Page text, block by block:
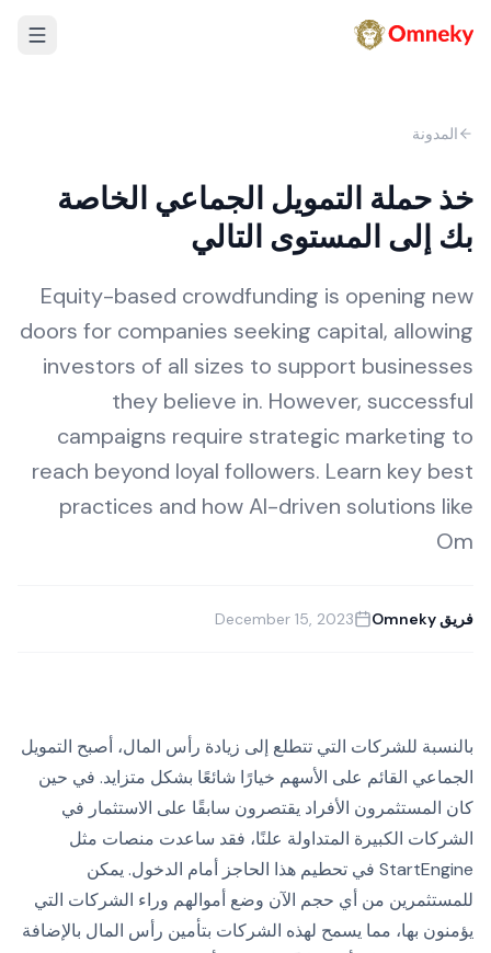
المدونة
خذ حملة التمويل الجماعي الخاصة
بك إلى المستوى التالي
Equity-based crowdfunding is opening new
doors for companies seeking capital, allowing
investors of all sizes to support businesses
they believe in. However, successful
campaigns require strategic marketing to
reach beyond loyal followers. Learn key best
practices and how AI-driven solutions like
Om
فريق Omneky December 15, 2023
بالنسبة للشركات التي تتطلع إلى زيادة رأس المال، أصبح التمويل
الجماعي القائم على الأسهم خيارًا شائعًا بشكل متزايد. في حين
كان المستثمرون الأفراد يقتصرون سابقًا على الاستثمار في
الشركات الكبيرة المتداولة علنًا، فقد ساعدت منصات مثل
StartEngine في تحطيم هذا الحاجز أمام الدخول. يمكن
للمستثمرين من أي حجم الآن وضع أموالهم وراء الشركات التي
يؤمنون بها، مما يسمح لهذه الشركات بتأمين رأس المال بالإضافة